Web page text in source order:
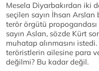
Mesela Diyarbakırdan iki
seçilen sayın İhsan
terör örgütü
sayın Aslan, sözde Kürt
muhatap alınmasını
teröristlerin ailesine para
değilmi? Bu kadar değil.